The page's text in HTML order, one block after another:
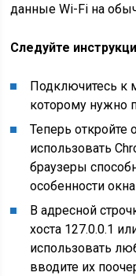
данные Wi-Fi на
Следуйте
Подключитесь к
которому нужно
Теперь откройте
использовать
браузеры
особенности
В адресной
хоста 127.0.0.1
использовать
вводите их